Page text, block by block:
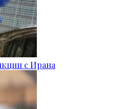
с Ирана